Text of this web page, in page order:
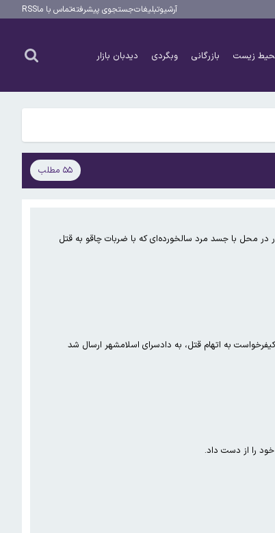
آرشیوتبلیغاتجستجوی پیشرفتهتماس با ماRSS
زیست بازرگانی وبگردی دیدبان بازار
۵۵ مطلب
محل با جسد مرد سالخورده‌ای که با ضربات چاقو به قتل